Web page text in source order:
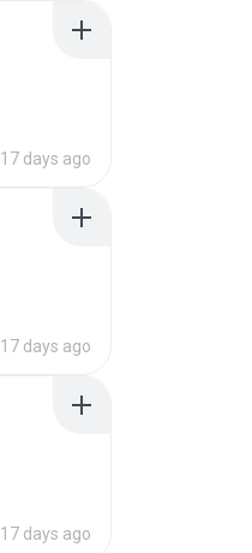
17 days ago
17 days ago
17 days ago